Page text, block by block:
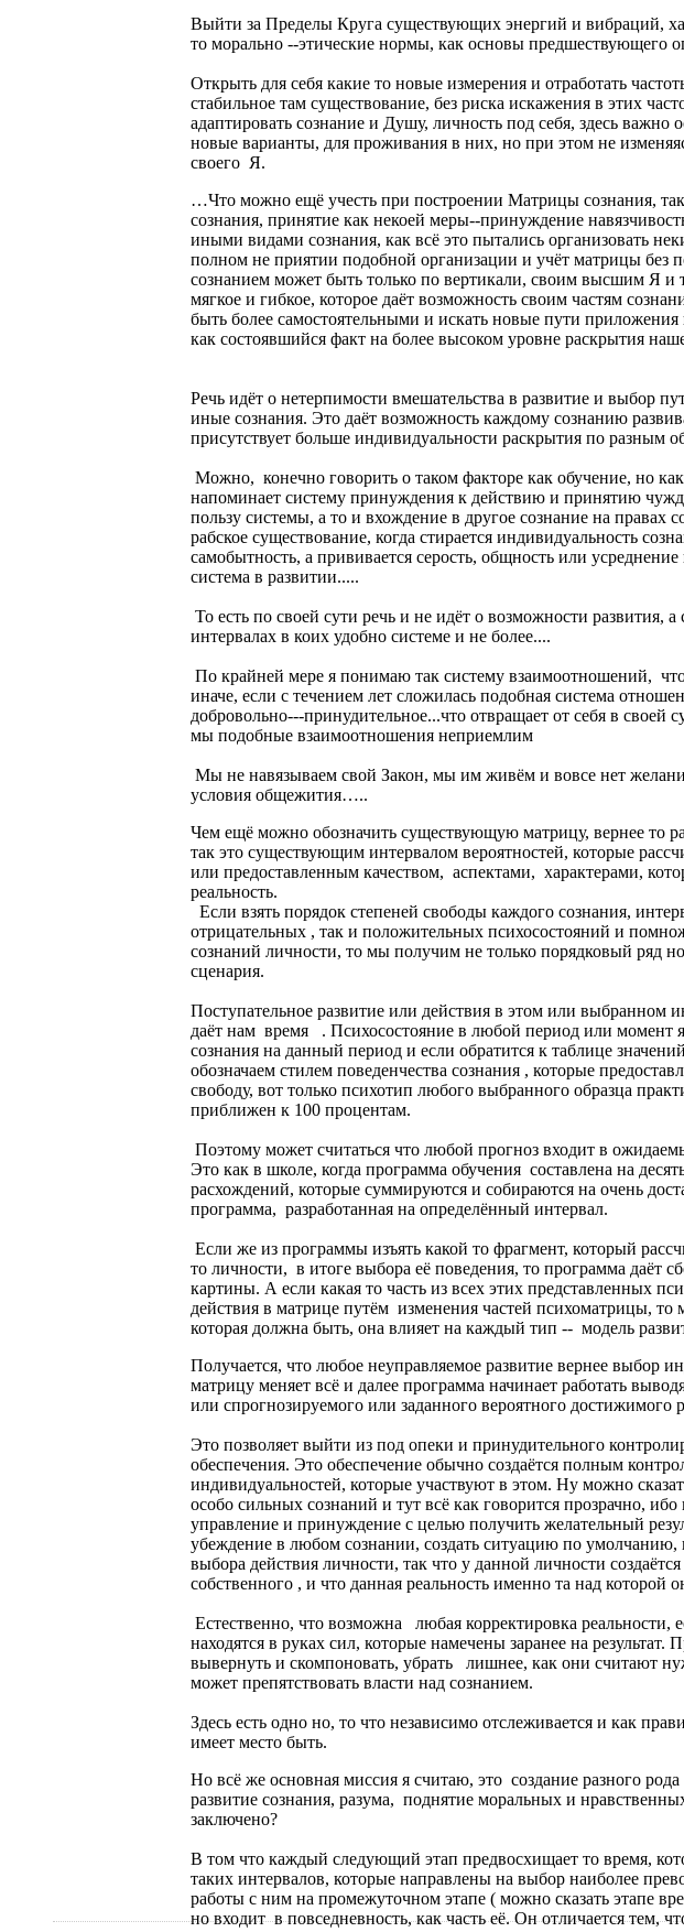
Выйти за Пределы Круга существующих энергий и вибраций,
то морально --этические нормы, как основы предшествующего
Открыть для себя какие то новые измерения и отработать
стабильное там существование, без риска искажения в этих
адаптировать сознание и Душу, личность под себя, здесь важно
новые варианты, для проживания в них, но при этом не
своего Я.
…Что можно ещё учесть при построении Матрицы сознания,
сознания, принятие как некоей меры--принуждение
иными видами сознания, как всё это пытались организовать
полном не приятии подобной организации и учёт матрицы без
сознанием может быть только по вертикали, своим высшим Я и
мягкое и гибкое, которое даёт возможность своим частям
быть более самостоятельными и искать новые пути
как состоявшийся факт на более высоком уровне раскрытия
Речь идёт о нетерпимости вмешательства в развитие и выбор
иные сознания. Это даёт возможность каждому сознанию
присутствует больше индивидуальности раскрытия по разным
Можно, конечно говорить о таком факторе как обучение, но
напоминает систему принуждения к действию и принятию
пользу системы, а то и вхождение в другое сознание на правах
рабское существование, когда стирается индивидуальность
самобытность, а прививается серость, общность или
система в развитии.....
То есть по своей сути речь и не идёт о возможности развития,
интервалах в коих удобно системе и не более....
По крайней мере я понимаю так систему взаимоотношений,
иначе, если с течением лет сложилась подобная система
добровольно---принудительное...что отвращает от себя в своей
мы подобные взаимоотношения неприемлим
Мы не навязываем свой Закон, мы им живём и вовсе нет
условия общежития…..
Чем ещё можно обозначить существующую матрицу, вернее то
так это существующим интервалом вероятностей, которые
или предоставленным качеством, аспектами, характерами,
реальность.
Если взять порядок степеней свободы каждого сознания,
отрицательных , так и положительных психосостояний и
сознаний личности, то мы получим не только порядковый ряд
сценария.
Поступательное развитие или действия в этом или выбранном
даёт нам время . Психосостояние в любой период или момент
сознания на данный период и если обратится к таблице
обозначаем стилем поведенчества сознания , которые
свободу, вот только психотип любого выбранного образца
приближен к 100 процентам.
Поэтому может считаться что любой прогноз входит в
Это как в школе, когда программа обучения составлена на
расхождений, которые суммируются и собираются на очень
программа, разработанная на определённый интервал.
Если же из программы изъять какой то фрагмент, который
то личности, в итоге выбора её поведения, то программа даёт
картины. А если какая то часть из всех этих представленных
действия в матрице путём изменения частей психоматрицы, то
которая должна быть, она влияет на каждый тип -- модель
Получается, что любое неуправляемое развитие вернее выбор
матрицу меняет всё и далее программа начинает работать
или спрогнозируемого или заданного вероятного достижимого
Это позволяет выйти из под опеки и принудительного
обеспечения. Это обеспечение обычно создаётся полным
индивидуальностей, которые участвуют в этом. Ну можно
особо сильных сознаний и тут всё как говорится прозрачно,
управление и принуждение с целью получить желательный
убеждение в любом сознании, создать ситуацию по умолчанию,
выбора действия личности, так что у данной личности
собственного , и что данная реальность именно та над которой
Естественно, что возможна любая корректировка реальности,
находятся в руках сил, которые намечены заранее на
вывернуть и скомпоновать, убрать лишнее, как они считают
может препятствовать власти над сознанием.
Здесь есть одно но, то что независимо отслеживается и как
имеет место быть.
Но всё же основная миссия я считаю, это создание разного
развитие сознания, разума, поднятие моральных и
заключено?
В том что каждый следующий этап предвосхищает то время,
таких интервалов, которые направлены на выбор наиболее
работы с ним на промежуточном этапе ( можно сказать этапе
но входит в повседневность, как часть её. Он отличается тем,